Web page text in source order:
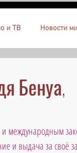
и ТВ Новости
Бенуа,
и международным
и выдача за своё